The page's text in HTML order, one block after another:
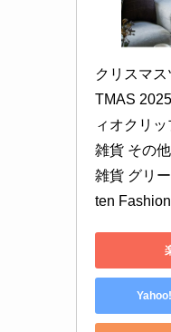
クリスマ
TMAS
ィオクリ
雑貨 その
雑貨 グリ
ten